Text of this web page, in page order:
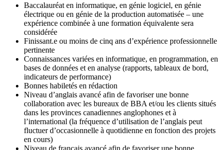
Baccalauréat en informatique, en génie logiciel, en génie
électrique ou en génie de la production automatisée – une
expérience combinée à une formation équivalente sera
considérée
Finissant.e ou moins de cinq ans d’expérience professionnelle
pertinente
Connaissances variées en informatique, en programmation, en
bases de données et en analyse (rapports, tableaux de bord,
indicateurs de performance)
Bonnes habiletés en rédaction
Niveau d’anglais avancé afin de favoriser une bonne
collaboration avec les bureaux de BBA et/ou les clients situés
dans les provinces canadiennes anglophones et à
l’international (la fréquence d’utilisation de l’anglais peut
fluctuer d’occasionnelle à quotidienne en fonction des projets
en cours)
Niveau de français avancé afin de favoriser une bonne